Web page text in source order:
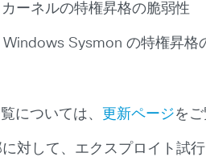
カーネルの特権昇格の脆弱性
Windows Sysmon の特権昇格
については、 更新ページをご
対して、エクスプロイト